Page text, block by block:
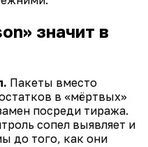
значит в
Пакеты вместо
в «мёртвых»
посреди тиража.
сопел выявляет и
до того, как они